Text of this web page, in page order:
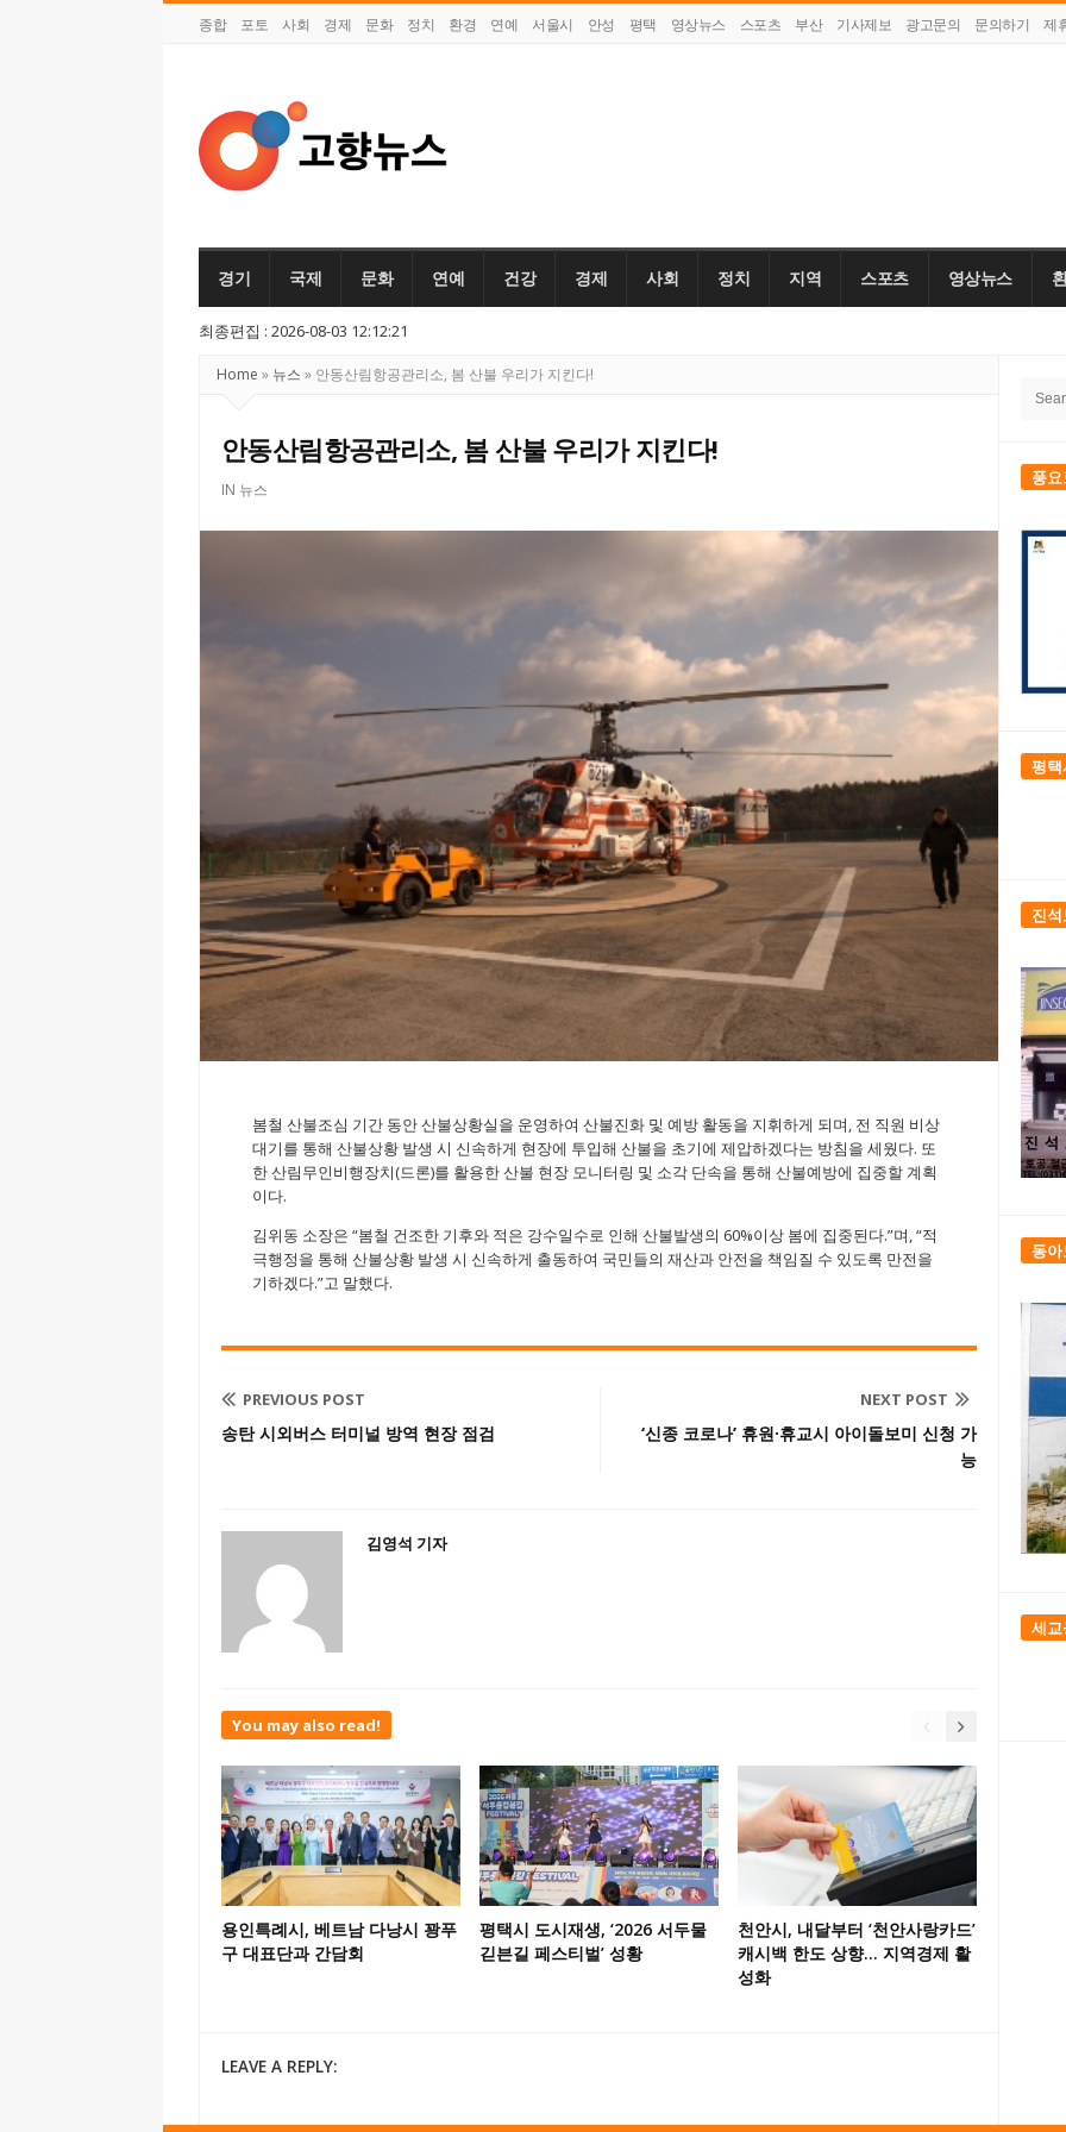
종합 포토 사회 경제 문화 정치 환경 연예 서울시 안성 평택 영상뉴스 스포츠 부산 기사제보 광고문의 문의하기 제
향
뉴
스
경기 국제 문화 연예 건강 경제 사회 정치 지역 스포츠 영상뉴스
최종편집 : 2026-08-03 12:12:21
Home » 뉴스 » 안동산림항공관리소, 봄 산불 우리가 지킨다!
안동산림항공관리소, 봄 산불 우리가 지킨다!
IN 뉴스
봄철 산불조심 기간 동안 산불상황실을 운영하여 산불진화 및 예방 활동을 지휘하게 되며, 전 직원 비상
대기를 통해 산불상황 발생 시 신속하게 현장에 투입해 산불을 초기에 제압하겠다는 방침을 세웠다. 또
한 산림무인비행장치(드론)를 활용한 산불 현장 모니터링 및 소각 단속을 통해 산불예방에 집중할 계획
이다.
김위동 소장은 “봄철 건조한 기후와 적은 강수일수로 인해 산불발생의 60%이상 봄에 집중된다.”며, “적
극행정을 통해 산불상황 발생 시 신속하게 출동하여 국민들의 재산과 안전을 책임질 수 있도록 만전을
기하겠다.”고 말했다.
PREVIOUS POST
송탄 시외버스 터미널 방역 현장 점검
NEXT POST
‘신종 코로나’ 휴원·휴교시 아이돌보미 신청 가
능
김영석 기자
You may also read!
용인특례시, 베트남 다낭시 꽝푸
구 대표단과 간담회
평택시 도시재생, ‘2026 서두물
긷븐길 페스티벌’ 성황
천안시, 내달부터 ‘천안사랑카드’
캐시백 한도 상향… 지역경제 활
성화
LEAVE A REPLY:
풍
평택
진
동
세